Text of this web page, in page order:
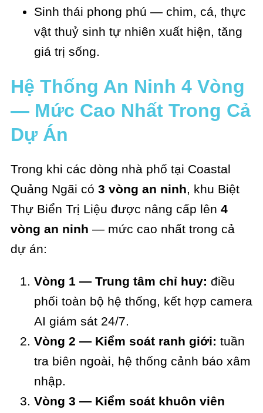
Sinh thái phong phú — chim, cá, thực
vật thuỷ sinh tự nhiên xuất hiện, tăng
giá trị sống.
Hệ Thống An Ninh 4 Vòng
— Mức Cao Nhất Trong Cả
Dự Án
Trong khi các dòng nhà phố tại Coastal
Quảng Ngãi có 3 vòng an ninh, khu Biệt
Thự Biển Trị Liệu được nâng cấp lên 4
vòng an ninh — mức cao nhất trong cả
dự án:
Vòng 1 — Trung tâm chỉ huy: điều
phối toàn bộ hệ thống, kết hợp camera
AI giám sát 24/7.
Vòng 2 — Kiểm soát ranh giới: tuần
tra biên ngoài, hệ thống cảnh báo xâm
nhập.
Vòng 3 — Kiểm soát khuôn viên